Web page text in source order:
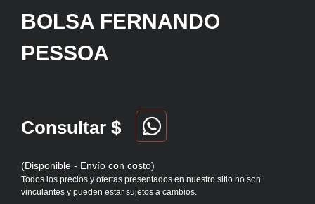
BOLSA FERNANDO
PESSOA
Consultar $
(Disponible - Envío con costo)
Todos los precios y ofertas presentados en nuestro sitio no son
vinculantes y pueden estar sujetos a cambios.